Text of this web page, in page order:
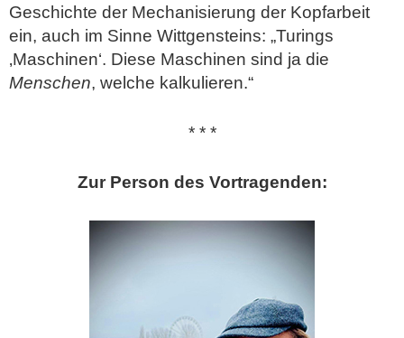
Geschichte der Mechanisierung der Kopfarbeit
ein, auch im Sinne Wittgensteins: „Turings
‚Maschinen‘. Diese Maschinen sind ja die
Menschen, welche kalkulieren.“
* * *
Zur Person des Vortragenden: